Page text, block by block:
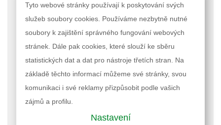
RYCHLÉ ODKAZY
MAPA STRÁNEK
VYHLEDÁVANÉ TERMÍNY
POKROČILÉ VYHLEDÁVÁNÍ
ÚČET
MŮJ ÚČET
STAV OBJEDNÁVKY
Podle zákona o evidenci tržeb je prodávající povinen vystavit kupujícímu
účtenku. Zároveň je povinen zaevidovat přijatou tržbu u správce daně
Tyto webové stránky používají k poskytování svých
služeb soubory cookies. Používáme nezbytně nutné
soubory k zajištění správného fungování webových
stránek. Dále pak cookies, které slouží ke sběru
statistických dat a dat pro nástroje třetích stran. Na
základě těchto informací můžeme své stránky, svou
komunikaci i své reklamy přizpůsobit podle vašich
zájmů a profilu.
Nastavení